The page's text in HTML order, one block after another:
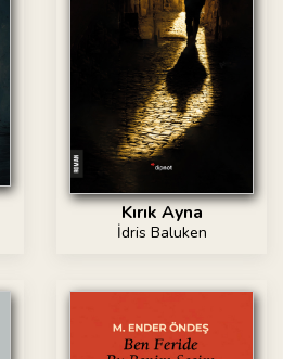
Kırık Ayna
İdris Baluken